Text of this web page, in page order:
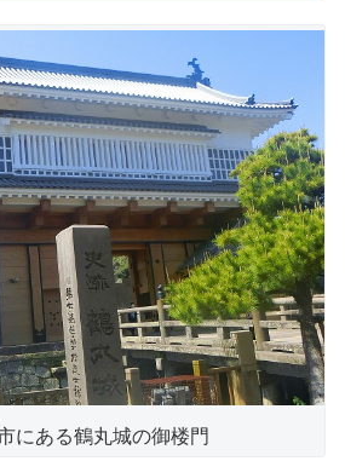
にある鶴丸城の御楼門